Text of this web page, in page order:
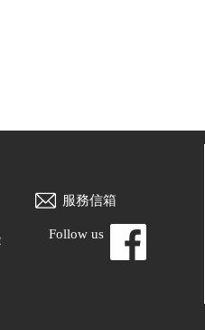
服務信箱
Follow us